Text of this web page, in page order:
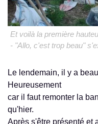
Et voilà la première
- "Allo, c'est trop beau"
Le lendemain, il y a
Heureusement
car il faut remonter la
qu'hier.
Après s'être présenté et